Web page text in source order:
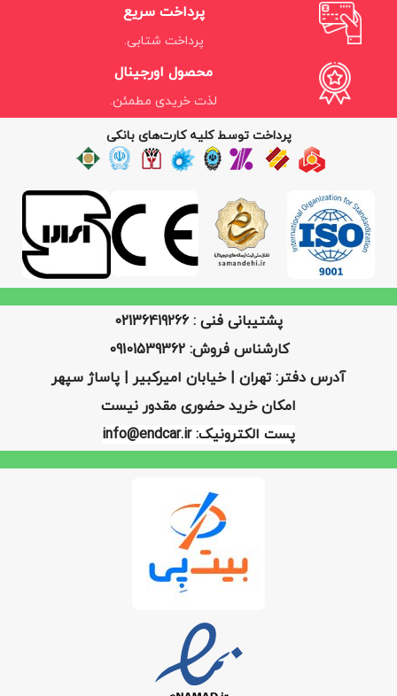
پرداخت سریع
پرداخت شتابی.
محصول اورجینال
لذت خریدی مطمئن.
پرداخت توسط کلیه کارت‌های بانکی
پشتیبانی فنی : 02136419266
کارشناس فروش: 09101539362
آدرس دفتر: تهران | خیابان امیرکبیر | پاساژ سپهر
امکان خرید حضوری مقدور نیست
پست الکترونیک: info@endcar.ir